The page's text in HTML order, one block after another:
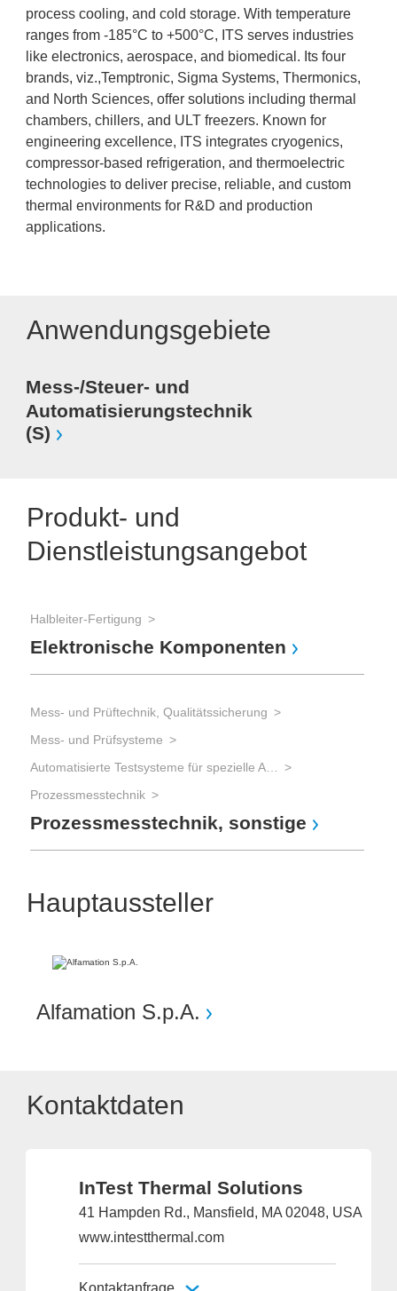
process cooling, and cold storage. With temperature
ranges from -185°C to +500°C, ITS serves industries
like electronics, aerospace, and biomedical. Its four
brands, viz.,Temptronic, Sigma Systems, Thermonics,
and North Sciences, offer solutions including thermal
chambers, chillers, and ULT freezers. Known for
engineering excellence, ITS integrates cryogenics,
compressor-based refrigeration, and thermoelectric
technologies to deliver precise, reliable, and custom
thermal environments for R&D and production
applications.
Anwendungsgebiete
Mess-/Steuer- und
Automatisierungstechnik
(S)
Produkt- und
Dienstleistungsangebot
Halbleiter-Fertigung
Elektronische Komponenten
Mess- und Prüftechnik, Qualitätssicherung
Mess- und Prüfsysteme
Prozessmesstechnik
Prozessmesstechnik, sonstige
Hauptaussteller
Alfamation S.p.A.
Kontaktdaten
InTest Thermal Solutions
41 Hampden Rd., Mansfield, MA 02048, USA
www.intestthermal.com
Kontaktanfrage